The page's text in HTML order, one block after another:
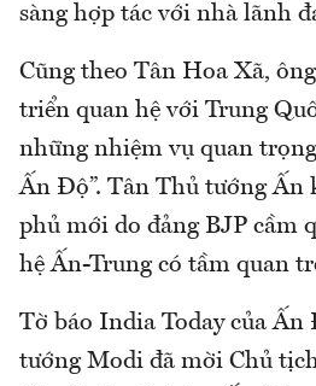
sàng hợp tác với nhà lãnh
Cũng theo Tân Hoa Xã,
triển quan hệ với Trung
những nhiệm vụ quan
Ấn Độ”. Tân Thủ tướng Ấn
phủ mới do đảng BJP cầm
hệ Ấn-Trung có tầm quan
Tờ báo India Today của
tướng Modi đã mời Chủ